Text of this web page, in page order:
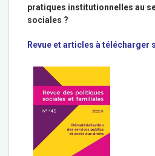
pratiques institutionnelles au
sociales ?
Revue et articles à télécharger